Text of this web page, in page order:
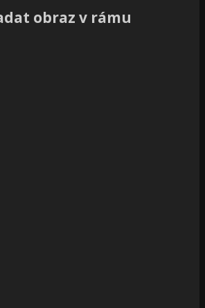
obraz v rámu